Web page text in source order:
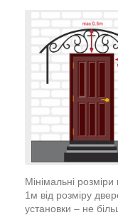
Мінімальні
1м від розміру
установки – не